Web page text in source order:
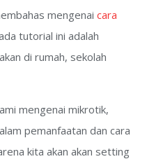
mengenai cara
tutorial ini adalah
di rumah, sekolah
mengenai mikrotik,
pemanfaatan dan cara
kita akan akan setting